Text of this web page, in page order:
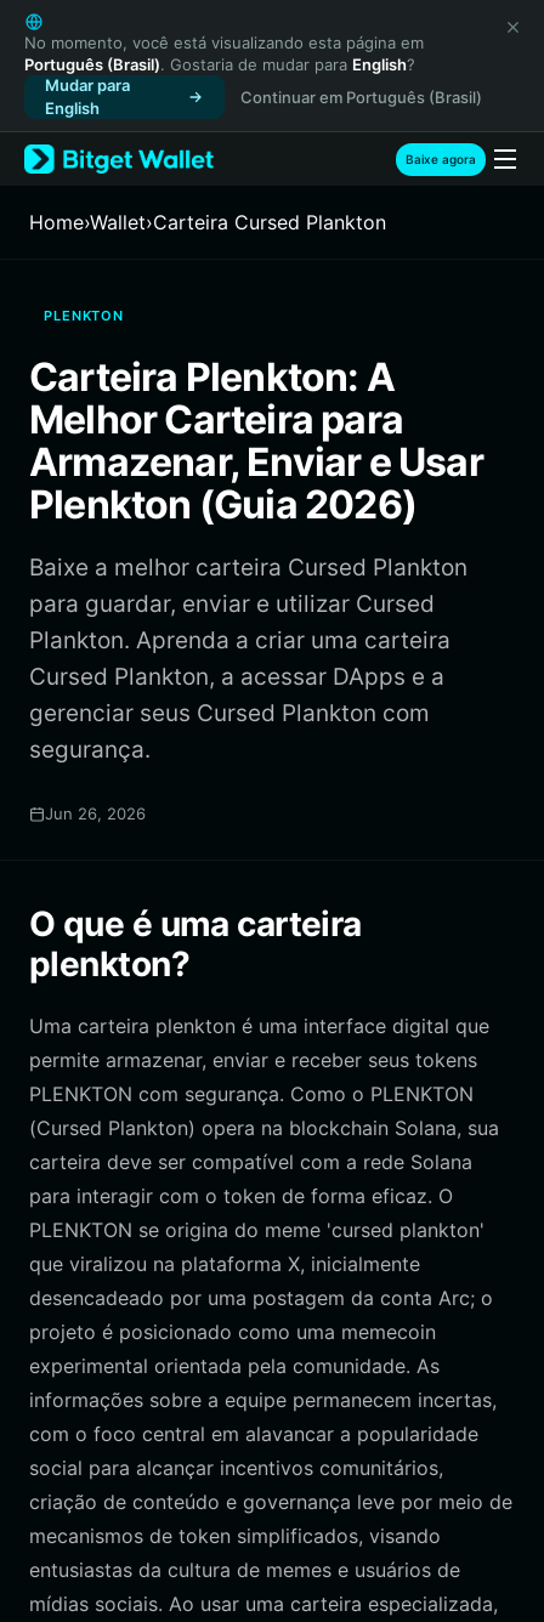
English
日本語
Tiếng Việt
Русский
Español (Latinoamérica)
Türkçe
Français
繁體中文
Bahasa Indonesia
ภาษาไทย
Español
Português (Brasil)
No momento, você está visualizando esta página em
Português (Brasil). Gostaria de mudar para English?
Mudar para
English
Continuar em Português (Brasil)
Baixe agora
Home›Wallet›Carteira Cursed Plankton
PLENKTON
Carteira Plenkton: A
Melhor Carteira para
Armazenar, Enviar e Usar
Plenkton (Guia 2026)
Baixe a melhor carteira Cursed Plankton
para guardar, enviar e utilizar Cursed
Plankton. Aprenda a criar uma carteira
Cursed Plankton, a acessar DApps e a
gerenciar seus Cursed Plankton com
segurança.
Jun 26, 2026
O que é uma carteira
plenkton?
Uma carteira plenkton é uma interface digital que
permite armazenar, enviar e receber seus tokens
PLENKTON com segurança. Como o PLENKTON
(Cursed Plankton) opera na blockchain Solana, sua
carteira deve ser compatível com a rede Solana
para interagir com o token de forma eficaz. O
PLENKTON se origina do meme 'cursed plankton'
que viralizou na plataforma X, inicialmente
desencadeado por uma postagem da conta Arc; o
projeto é posicionado como uma memecoin
experimental orientada pela comunidade. As
informações sobre a equipe permanecem incertas,
com o foco central em alavancar a popularidade
social para alcançar incentivos comunitários,
criação de conteúdo e governança leve por meio de
mecanismos de token simplificados, visando
entusiastas da cultura de memes e usuários de
mídias sociais. Ao usar uma carteira especializada,